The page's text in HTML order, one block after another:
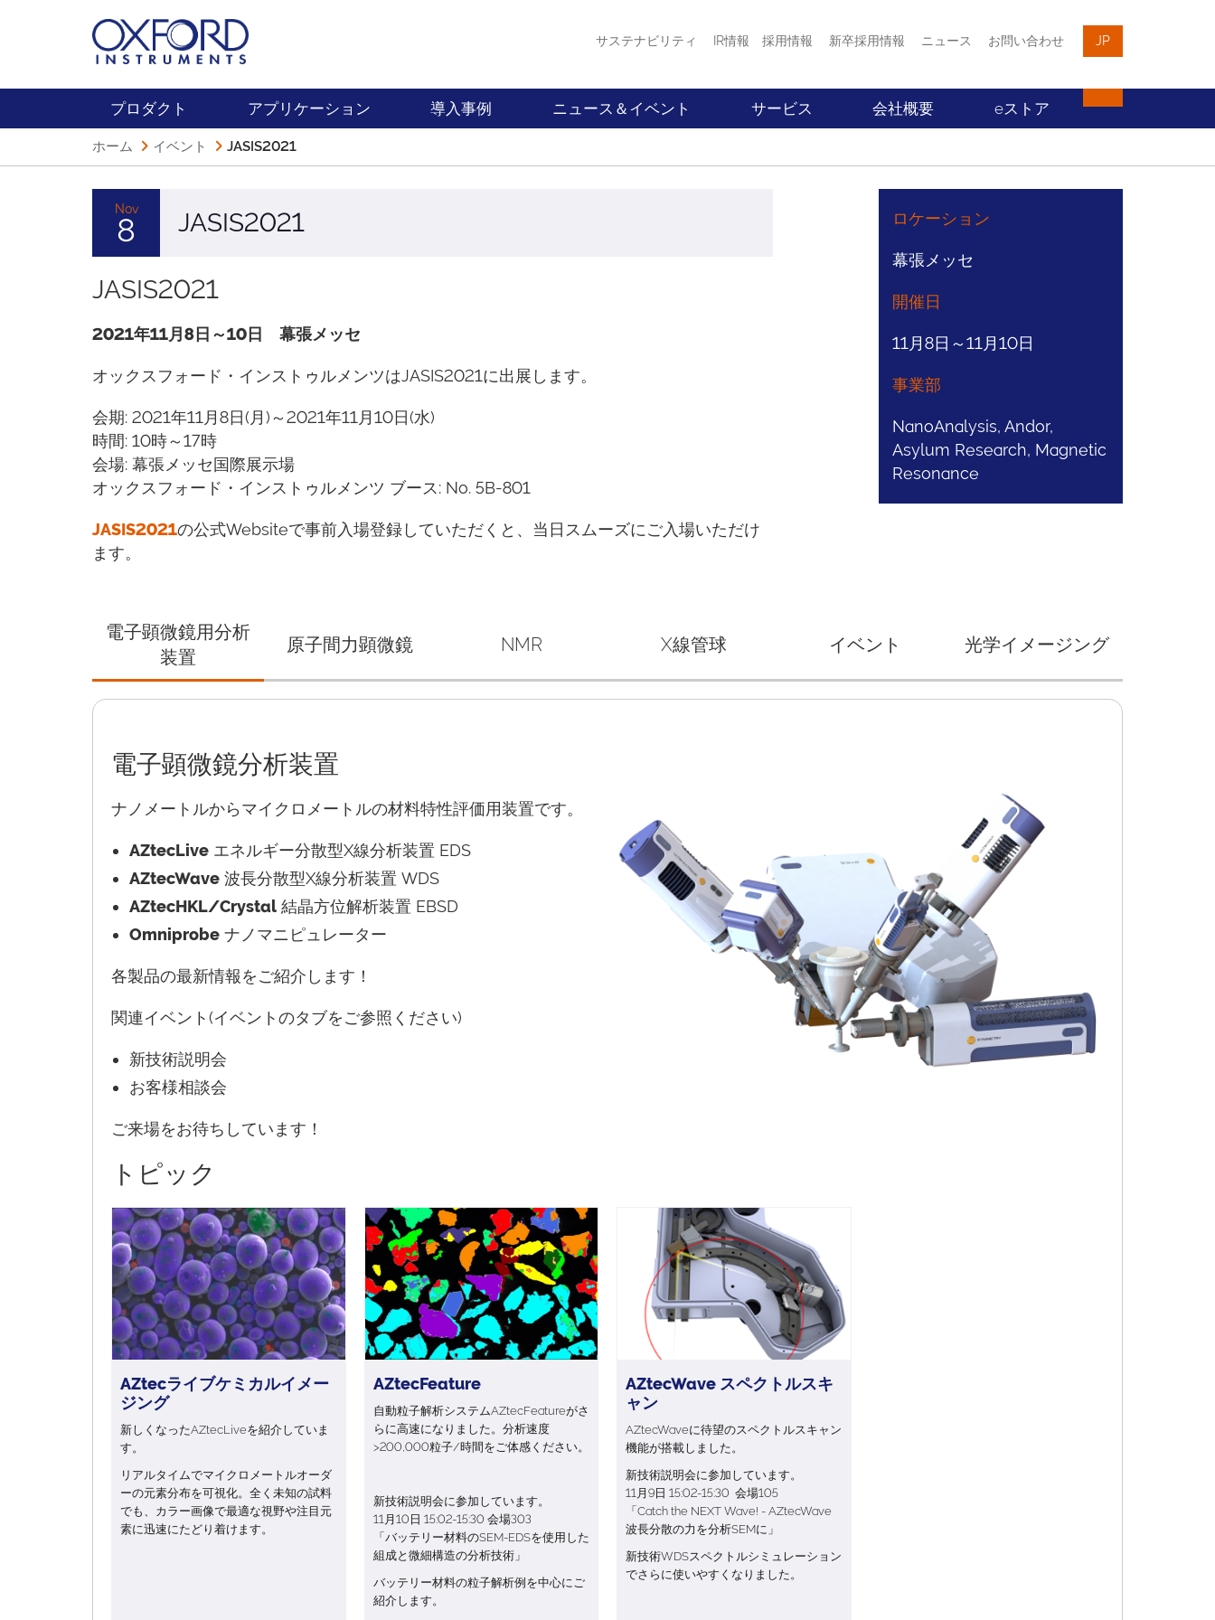
サステナビリティ IR情報 採用情報 新卒採用情報 ニュース お問い合わせ JP
プロダクト アプリケーション 導入事例 ニュース＆イベント サービス 会社概要 eストア
ホーム イベント JASIS2021
Nov
8 JASIS2021
JASIS2021
2021年11月8日～10日 幕張メッセ
オックスフォード・インストゥルメンツはJASIS2021に出展します。
会期: 2021年11月8日(月)～2021年11月10日(水)
時間: 10時～17時
会場: 幕張メッセ国際展示場
オックスフォード・インストゥルメンツ ブース: No. 5B-801
JASIS2021の公式Websiteで事前入場登録していただくと、当日スムーズにご入場いただけ
ます。
ロケーション
幕張メッセ
開催日
11月8日～11月10日
事業部
NanoAnalysis, Andor,
Asylum Research, Magnetic
Resonance
電子顕微鏡用分析
装置
原子間力顕微鏡 NMR X線管球 イベント 光学イメージング
電子顕微鏡分析装置
ナノメートルからマイクロメートルの材料特性評価用装置です。
AZtecLive エネルギー分散型X線分析装置 EDS
AZtecWave 波長分散型X線分析装置 WDS
AZtecHKL/Crystal 結晶方位解析装置 EBSD
Omniprobe ナノマニピュレーター
各製品の最新情報をご紹介します！
関連イベント(イベントのタブをご参照ください)
新技術説明会
お客様相談会
ご来場をお待ちしています！
トピック
AZtecライブケミカルイメー
ジング
新しくなったAZtecLiveを紹介していま
す。
リアルタイムでマイクロメートルオーダ
ーの元素分布を可視化。全く未知の試料
でも、カラー画像で最適な視野や注目元
素に迅速にたどり着けます。
AZtecFeature
自動粒子解析システムAZtecFeatureがさ
らに高速になりました。分析速度
>200,000粒子/時間をご体感ください。
新技術説明会に参加しています。
11月10日 15:02-15:30 会場303
「バッテリー材料のSEM-EDSを使用した
組成と微細構造の分析技術」
バッテリー材料の粒子解析例を中心にご
紹介します。
AZtecWave スペクトルスキ
ャン
AZtecWaveに待望のスペクトルスキャン
機能が搭載しました。
新技術説明会に参加しています。
11月9日 15:02-15:30 会場105
「Catch the NEXT Wave! - AZtecWave
波長分散の力を分析SEMに」
新技術WDSスペクトルシミュレーション
でさらに使いやすくなりました。